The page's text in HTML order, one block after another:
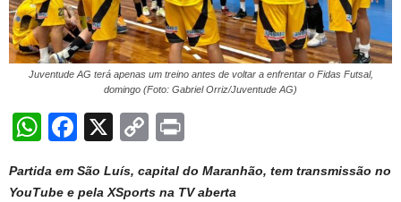
Juventude AG terá apenas um treino antes de voltar a enfrentar o Fidas Futsal,
domingo (Foto: Gabriel Orriz/Juventude AG)
W
at
F
c
X
C
p
t
Partida em São Luís, capital do Maranhão, tem transmissão no
YouTube e pela XSports na TV aberta